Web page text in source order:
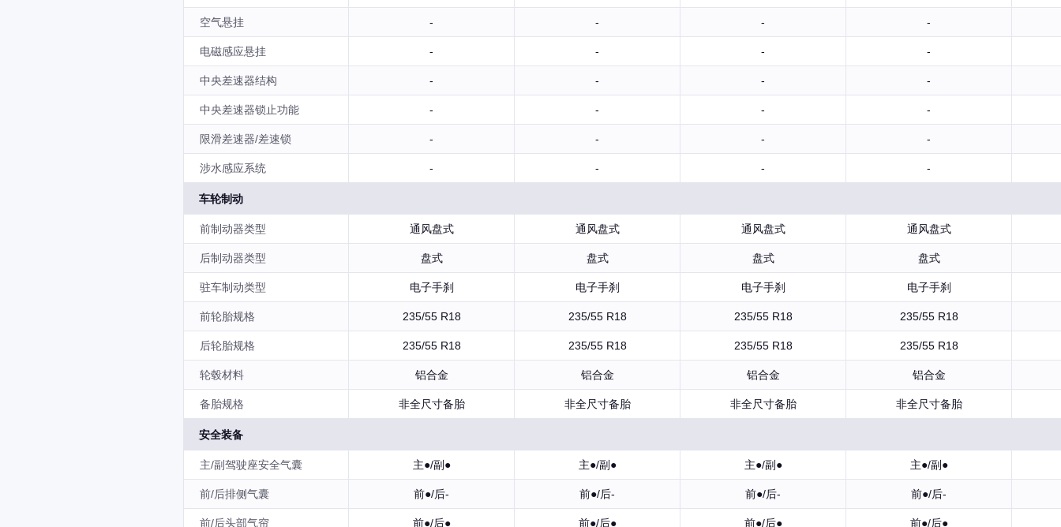
空气悬挂 - - - -
电磁感应悬挂 - - - -
中央差速器结构 - - - -
中央差速器锁止功能 - - - -
限滑差速器/差速锁 - - - -
涉水感应系统 - - - -
车轮制动
前制动器类型 通风盘式 通风盘式 通风盘式 通风盘式
后制动器类型 盘式 盘式 盘式 盘式
驻车制动类型 电子手刹 电子手刹 电子手刹 电子手刹
前轮胎规格 235/55 R18 235/55 R18 235/55 R18 235/55 R18
后轮胎规格 235/55 R18 235/55 R18 235/55 R18 235/55 R18
轮毂材料 铝合金 铝合金 铝合金 铝合金
备胎规格 非全尺寸备胎 非全尺寸备胎 非全尺寸备胎 非全尺寸备胎
安全装备
主/副驾驶座安全气囊 主●/副● 主●/副● 主●/副● 主●/副●
前/后排侧气囊 前●/后- 前●/后- 前●/后- 前●/后-
前/后头部气帘 前●/后● 前●/后● 前●/后● 前●/后●